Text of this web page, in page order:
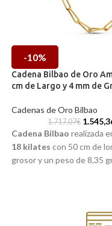
-10%
Cadena Bilbao de Oro
cm de Largo y 4 mm de
Cadenas de Oro Bilbao
1.717,07€
Cadena Bilbao realizada
18 kilates con 50 cm de
grosor y un peso de 8,35
medalla, cruz o colgante.